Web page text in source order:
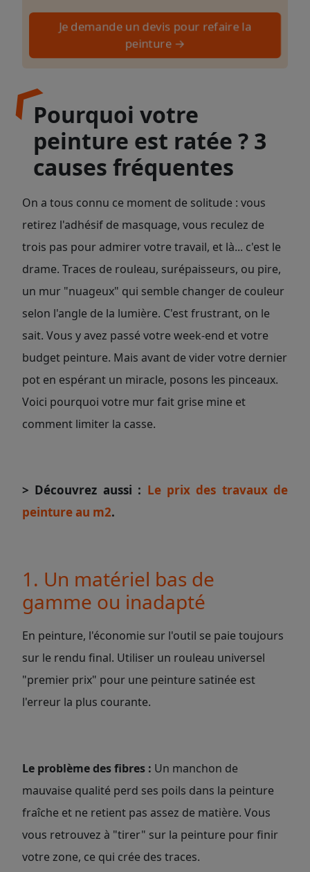
Je demande un devis pour refaire la
peinture →
Pourquoi votre
peinture est ratée ? 3
causes fréquentes
On a tous connu ce moment de solitude : vous
retirez l'adhésif de masquage, vous reculez de
trois pas pour admirer votre travail, et là... c'est le
drame. Traces de rouleau, surépaisseurs, ou pire,
un mur "nuageux" qui semble changer de couleur
selon l'angle de la lumière. C'est frustrant, on le
sait. Vous y avez passé votre week-end et votre
budget peinture. Mais avant de vider votre dernier
pot en espérant un miracle, posons les pinceaux.
Voici pourquoi votre mur fait grise mine et
comment limiter la casse.
> Découvrez aussi : Le prix des travaux de
peinture au m2.
1. Un matériel bas de
gamme ou inadapté
En peinture, l'économie sur l'outil se paie toujours
sur le rendu final. Utiliser un rouleau universel
"premier prix" pour une peinture satinée est
l'erreur la plus courante.
Le problème des fibres : Un manchon de
mauvaise qualité perd ses poils dans la peinture
fraîche et ne retient pas assez de matière. Vous
vous retrouvez à "tirer" sur la peinture pour finir
votre zone, ce qui crée des traces.